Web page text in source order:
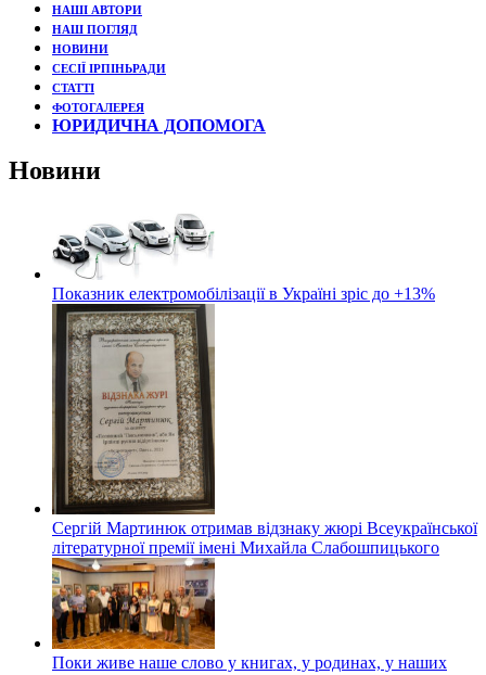
НАШІ АВТОРИ
НАШ ПОГЛЯД
НОВИНИ
СЕСІЇ ІРПІНЬРАДИ
СТАТТІ
ФОТОГАЛЕРЕЯ
ЮРИДИЧНА ДОПОМОГА
Новини
Показник електромобілізації в Україні зріс до +13%
Сергій Мартинюк отримав відзнаку жюрі Всеукраїнської
літературної премії імені Михайла Слабошпицького
Поки живе наше слово у книгах, у родинах, у наших